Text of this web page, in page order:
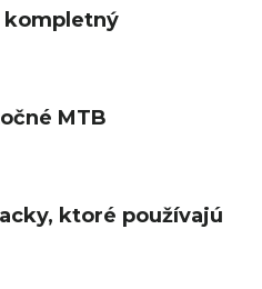
kompletný
MTB
ktoré používajú